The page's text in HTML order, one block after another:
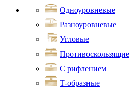
Одноуровневые
Разноуровневые
Угловые
Противоскользящие
С рифлением
Т-образные